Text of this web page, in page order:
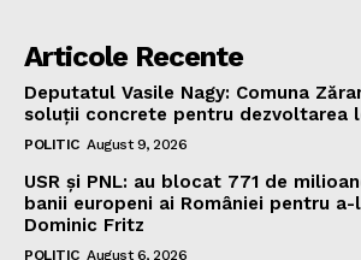
Articole Recente
Deputatul Vasile Nagy: Comuna
soluții concrete pentru dezvoltarea
POLITIC August 9, 2026
USR și PNL: au blocat 771 de
banii europeni ai României pentru
Dominic Fritz
POLITIC August 6, 2026